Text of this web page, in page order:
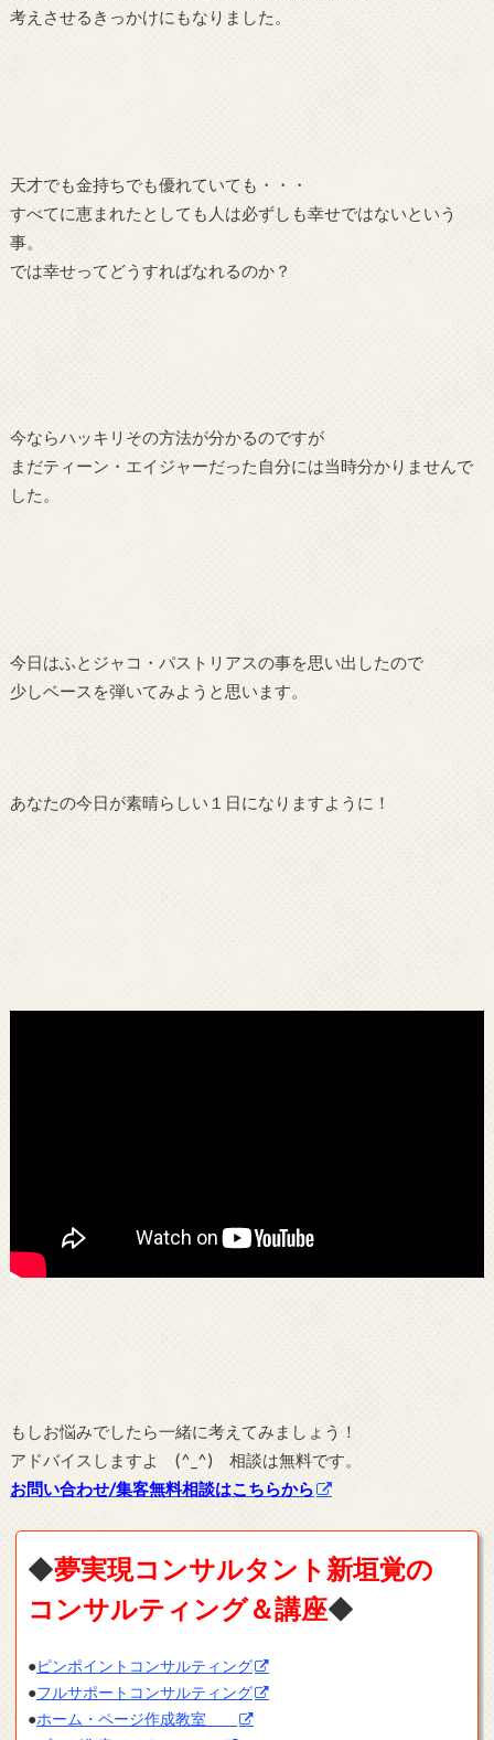
考えさせるきっかけにもなりました。
天才でも金持ちでも優れていても・・・
すべてに恵まれたとしても人は必ずしも幸せではないという
事。
では幸せってどうすればなれるのか？
今ならハッキリその方法が分かるのですが
まだティーン・エイジャーだった自分には当時分かりませんで
した。
今日はふとジャコ・パストリアスの事を思い出したので
少しベースを弾いてみようと思います。
あなたの今日が素晴らしい１日になりますように！
もしお悩みでしたら一緒に考えてみましょう！
アドバイスしますよ (^_^) 相談は無料です。
お問い合わせ/集客無料相談はこちらから
◆夢実現コンサルタント新垣覚の
コンサルティング＆講座◆
●ピンポイントコンサルティング
●フルサポートコンサルティング
●ホーム・ページ作成教室